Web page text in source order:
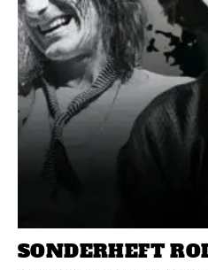
SONDERHEFT